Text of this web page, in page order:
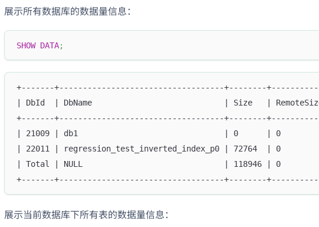
展示所有数据库的数据量信息：
SHOW DATA;
+-------+-----------------------------------+--------
| DbId  | DbName                            | Size   | RemoteSize |
+-------+-----------------------------------+--------
| 21009 | db1                               | 0      | 0
| 22011 | regression_test_inverted_index_p0 | 72764
| Total | NULL                              | 118946 | 0
+-------+-----------------------------------+--------
展示当前数据库下所有表的数据量信息：